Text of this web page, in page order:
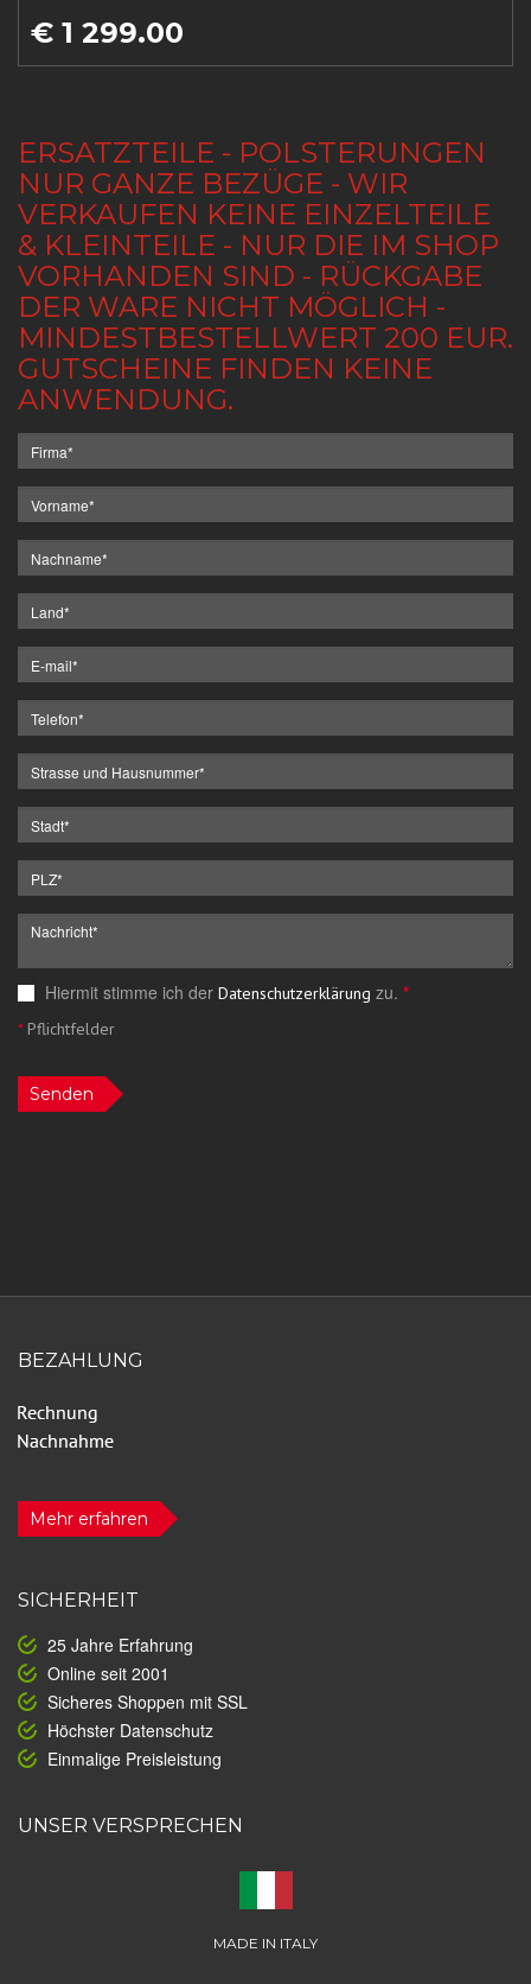
€ 1 299.00
ERSATZTEILE - POLSTERUNGEN
NUR GANZE BEZÜGE - WIR
VERKAUFEN KEINE EINZELTEILE
& KLEINTEILE - NUR DIE IM SHOP
VORHANDEN SIND - RÜCKGABE
DER WARE NICHT MÖGLICH -
MINDESTBESTELLWERT 200 EUR.
GUTSCHEINE FINDEN KEINE
ANWENDUNG.
Hiermit stimme ich der Datenschutzerklärung zu. *
*Pflichtfelder
Senden
BEZAHLUNG
Mehr erfahren
SICHERHEIT
25 Jahre Erfahrung
Online seit 2001
Sicheres Shoppen mit SSL
Höchster Datenschutz
Einmalige Preisleistung
UNSER VERSPRECHEN
MADE IN ITALY